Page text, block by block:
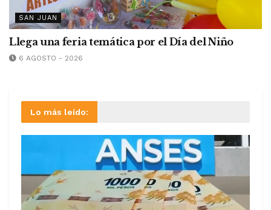
SAN JUAN
Llega una feria temática por el Día del Niño
6 AGOSTO - 2026
Lo más leído: